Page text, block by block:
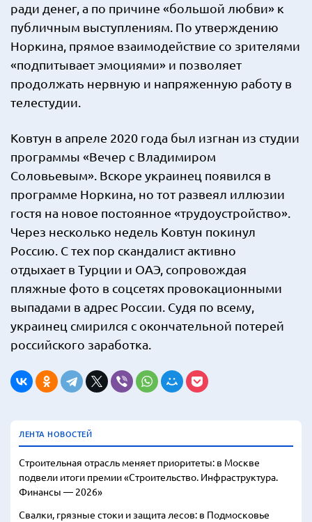
ради денег, а по причине «большой любви» к
публичным выступлениям. По утверждению
Норкина, прямое взаимодействие со зрителями
«подпитывает эмоциями» и позволяет
продолжать нервную и напряженную работу в
телестудии.
Ковтун в апреле 2020 года был изгнан из студии
программы «Вечер с Владимиром
Соловьевым». Вскоре украинец появился в
программе Норкина, но тот развеял иллюзии
гостя на новое постоянное «трудоустройство».
Через несколько недель Ковтун покинул
Россию. С тех пор скандалист активно
отдыхает в Турции и ОАЭ, сопровождая
пляжные фото в соцсетях провокационными
выпадами в адрес России. Судя по всему,
украинец смирился с окончательной потерей
российского заработка.
ЛЕНТА НОВОСТЕЙ
Строительная отрасль меняет приоритеты: в Москве
подвели итоги премии «Строительство. Инфраструктура.
Финансы — 2026»
Свалки, грязные стоки и защита лесов: в Подмосковье